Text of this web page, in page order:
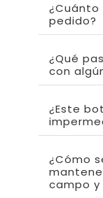
pedido?
¿Qué
con
¿Este
¿Cómo
campo y